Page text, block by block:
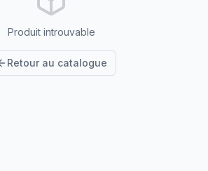
Produit introuvable
Retour au catalogue